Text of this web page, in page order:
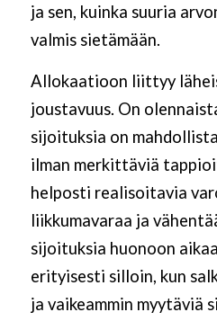
ja sen, kuinka suuria
valmis sietämään.
Allokaatioon liittyy
joustavuus. On
sijoituksia on
ilman merkittäviä
helposti realisoitavia
liikkumavaraa ja
sijoituksia huonoon
erityisesti silloin, kun
ja vaikeammin myytäviä